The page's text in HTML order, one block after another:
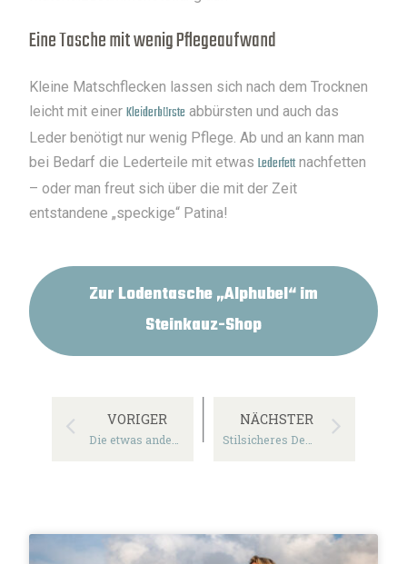
Eine Tasche mit wenig Pflegeaufwand
Kleine Matschflecken lassen sich nach dem Trocknen
leicht mit einerKleiderbürste abbürsten und auch das
Leder benötigt nur wenig Pflege. Ab und an kann man
bei Bedarf die Lederteile mit etwasLederfettnachfetten
– oder man freut sich über die mit der Zeit
entstandene „speckige“ Patina!
Zur Lodentasche „Alphubel“ im
Steinkauz-Shop
VORIGER NÄCHSTER